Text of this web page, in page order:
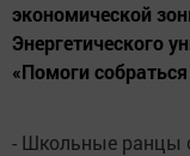
экономической
Энергетического
«Помоги
- Школьные ранцы